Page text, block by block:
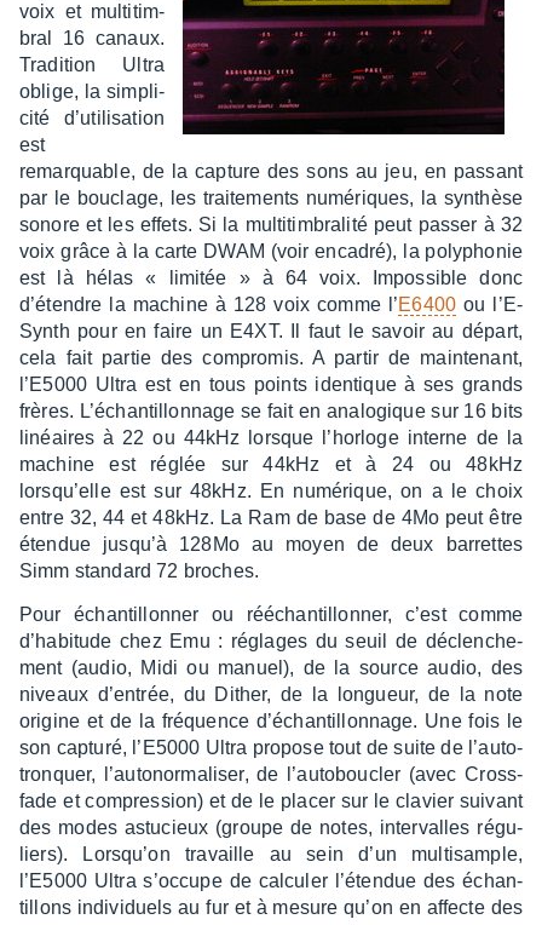
voix et multi­tim­
bral 16 canaux.
Tradi­tion Ultra
oblige, la simpli­
cité d’uti­li­sa­tion
est
remarquable, de la capture des sons au jeu, en passant
par le bouclage, les trai­te­ments numé­riques, la synthèse
sonore et les effets. Si la multi­tim­bra­lité peut passer à 32
voix grâce à la carte DWAM (voir enca­dré), la poly­pho­nie
est là hélas « limi­tée » à 64 voix. Impos­sible donc
d’étendre la machine à 128 voix comme l’E6400 ou l’E-
Synth pour en faire un E4XT. Il faut le savoir au départ,
cela fait partie des compro­mis. A partir de main­te­nant,
l’E5000 Ultra est en tous points iden­tique à ses grands
frères. L’échan­tillon­nage se fait en analo­gique sur 16 bits
linéaires à 22 ou 44kHz lorsque l’hor­loge interne de la
machine est réglée sur 44kHz et à 24 ou 48kHz
lorsqu’elle est sur 48kHz. En numé­rique, on a le choix
entre 32, 44 et 48kHz. La Ram de base de 4Mo peut être
éten­due jusqu’à 128Mo au moyen de deux barrettes
Simm stan­dard 72 broches.
Pour échan­tillon­ner ou rééchan­tillon­ner, c’est comme
d’ha­bi­tude chez Emu : réglages du seuil de déclen­che­
ment (audio, Midi ou manuel), de la source audio, des
niveaux d’en­trée, du Dither, de la longueur, de la note
origine et de la fréquence d’échan­tillon­nage. Une fois le
son capturé, l’E5000 Ultra propose tout de suite de l’au­to­
tronquer, l’au­to­nor­ma­li­ser, de l’au­to­bou­cler (avec Cross­
fade et compres­sion) et de le placer sur le clavier suivant
des modes astu­cieux (groupe de notes, inter­valles régu­
liers). Lorsqu’on travaille au sein d’un multi­sample,
l’E5000 Ultra s’oc­cupe de calcu­ler l’éten­due des échan­
tillons indi­vi­duels au fur et à mesure qu’on en affecte des